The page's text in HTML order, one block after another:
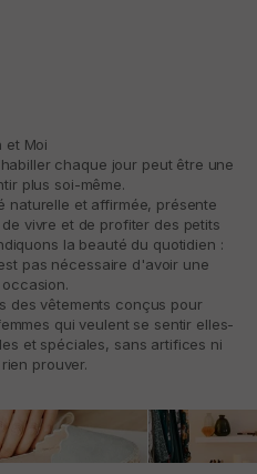
et Moi
chaque jour peut être une
plus soi-même.
naturelle et affirmée, présente
vivre et de profiter des petits
la beauté du quotidien :
pas nécessaire d'avoir une
des vêtements conçus pour
qui veulent se sentir elles-
et spéciales, sans artifices ni
prouver.